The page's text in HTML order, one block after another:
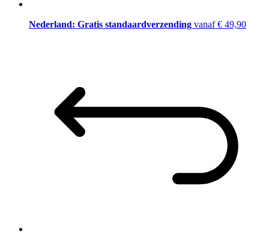
Nederland: Gratis standaardverzending vanaf € 49,90